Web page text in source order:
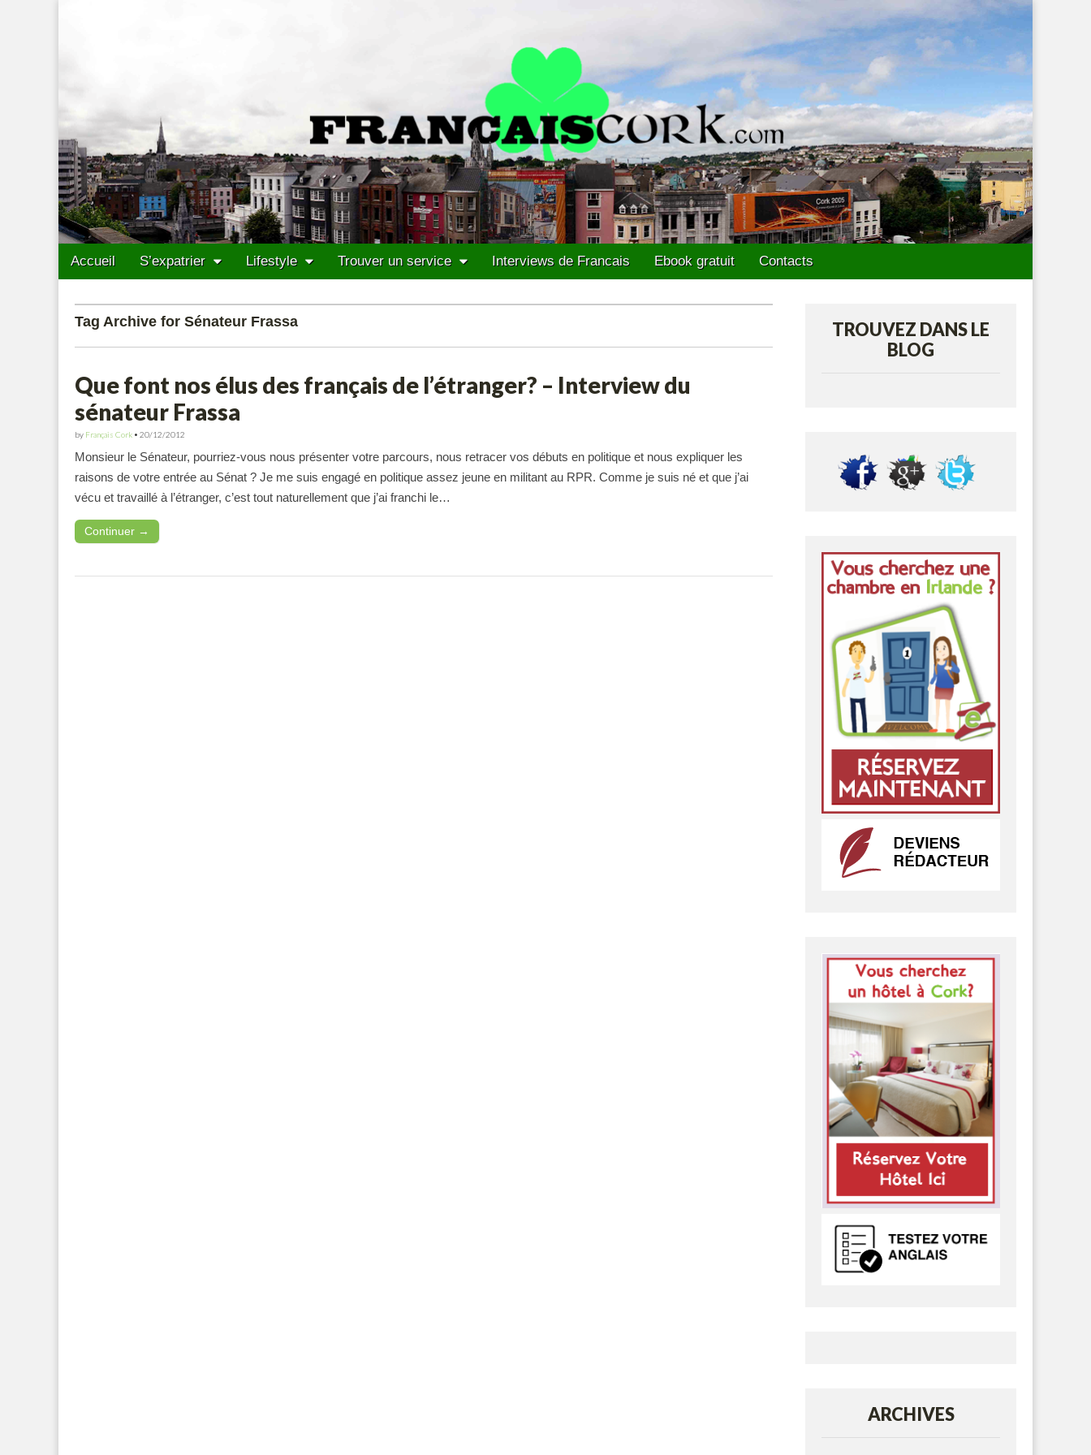
Main menu
Skip to content
Accueil S’expatrier Lifestyle Trouver un service Interviews de Francais Ebook gratuit Contacts
Tag Archive for Sénateur Frassa
Que font nos élus des français de l’étranger? – Interview du
sénateur Frassa
by Français Cork • 20/12/2012
Monsieur le Sénateur, pourriez-vous nous présenter votre parcours, nous retracer vos débuts en politique et nous expliquer les
raisons de votre entrée au Sénat ? Je me suis engagé en politique assez jeune en militant au RPR. Comme je suis né et que j’ai
vécu et travaillé à l’étranger, c’est tout naturellement que j’ai franchi le…
Continuer →
TROUVEZ DANS LE
BLOG
ARCHIVES